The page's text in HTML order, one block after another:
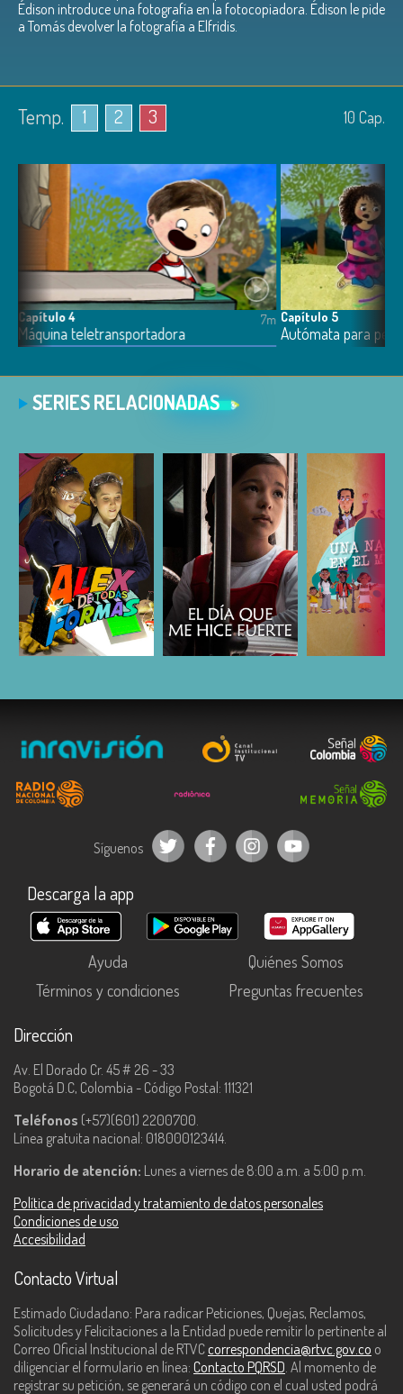
Édison introduce una fotografía en la fotocopiadora. Édison le pide
a Tomás devolver la fotografía a Elfridis.
Temp. 1 2 3 10 Cap.
Capítulo 4
Máquina teletransportadora
7m Capítulo 5
Autómata para
SERIES RELACIONADAS
ESCUCHAR ESCUCHAR
Síguenos
Descarga la app
Ayuda
Quiénes Somos
Términos y condiciones
Preguntas frecuentes
Dirección
Av. El Dorado Cr. 45 # 26 - 33
Bogotá D.C, Colombia - Código Postal: 111321
Teléfonos (+57)(601) 2200700.
Línea gratuita nacional: 018000123414.
Horario de atención: Lunes a viernes de 8:00 a.m. a 5:00 p.m.
Política de privacidad y tratamiento de datos personales
Condiciones de uso
Accesibilidad
Contacto Virtual
Estimado Ciudadano: Para radicar Peticiones, Quejas, Reclamos,
Solicitudes y Felicitaciones a la Entidad puede remitir lo pertinente al
Correo Oficial Institucional de RTVC correspondencia@rtvc.gov.co o
diligenciar el formulario en línea: Contacto PQRSD. Al momento de
registrar su petición, se generará un código con el cual usted podrá